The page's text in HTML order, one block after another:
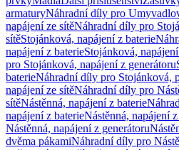
armaturyNáhradní díly pro
napájení ze sítěNáhradní díly pro
sítěStojánková, napájení z baterie
napájení z baterieStojánková,
pro Stojánková, napájení z generátoru
baterieNáhradní díly pro Stojánková,
napájení ze sítěNáhradní díly pro
sítěNástěnná, napájení z baterie
napájení z baterieNástěnná, napájení
Nástěnná, napájení z generátoru
dvěma pákamiNáhradní díly pro